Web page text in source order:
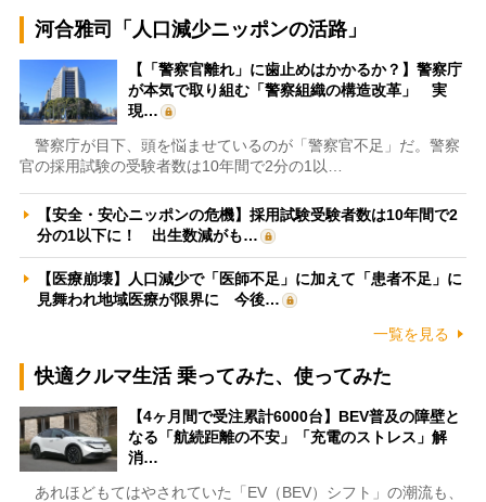
河合雅司「人口減少ニッポンの活路」
【「警察官離れ」に歯止めはかかるか？】警察庁
が本気で取り組む「警察組織の構造改革」 実
現…
警察庁が目下、頭を悩ませているのが「警察官不足」だ。警察
官の採用試験の受験者数は10年間で2分の1以…
【安全・安心ニッポンの危機】採用試験受験者数は10年間で2
分の1以下に！ 出生数減がも…
【医療崩壊】人口減少で「医師不足」に加えて「患者不足」に
見舞われ地域医療が限界に 今後…
一覧を見る
快適クルマ生活 乗ってみた、使ってみた
【4ヶ月間で受注累計6000台】BEV普及の障壁と
なる「航続距離の不安」「充電のストレス」解
消…
あれほどもてはやされていた「EV（BEV）シフト」の潮流も、